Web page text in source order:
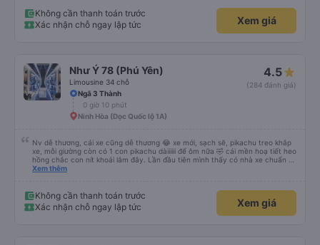
Không cần thanh toán trước
Xác nhận chỗ ngay lập tức
Xem giá
Như Ý 78 (Phú Yên)
Limousine 34 chỗ
4.5
(284 đánh giá)
Ngã 3 Thành
0 giờ 10 phút
Ninh Hòa (Dọc Quốc lộ 1A)
Nv dễ thương, cái xe cũng dễ thương 😂 xe mới, sạch sẽ, pikachu treo khắp
xe, mỗi giường còn có 1 con pikachu dàiiiiii để ôm nữa 🤣 cái mền hoạ tiết heo
hồng chắc con nít khoái lắm đây. Lần đầu tiên mình thấy có nhà xe chuẩn bị
cả bàn chải đánh răng. Có 2 ông bà cụ lên xe còn được nv dẫn tới tận nơi để
Xem thêm
Không cần thanh toán trước
Xác nhận chỗ ngay lập tức
Xem giá